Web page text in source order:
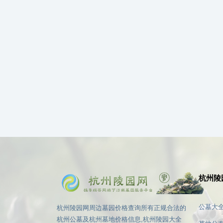
杭州陵园网周边墓园价格查询所有正规合法的
杭州公墓及杭州墓地价格信息,杭州陵园大全
杭州陵
公墓大